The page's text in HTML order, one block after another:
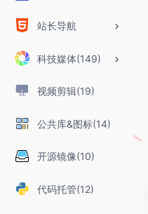
站长导航
科技媒体(149)
视频剪辑(19)
公共库&图标(14)
开源镜像(10)
代码托管(12)